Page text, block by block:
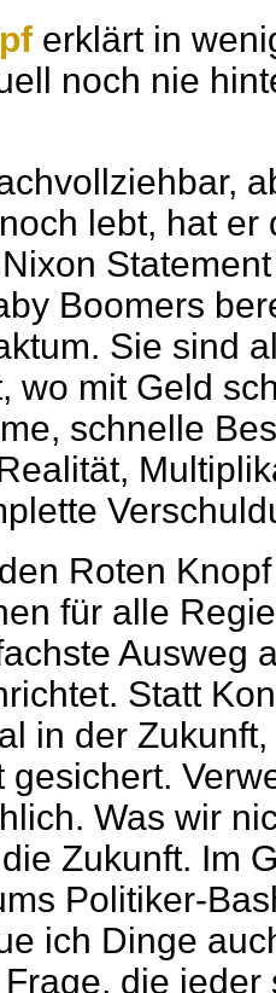
erklärt in
noch nie
lebt, hat
Boomers
Sie sind
wo mit Geld
schnelle
Roten
für alle
Ausweg
Statt
in der
gesichert.
Was wir
Zukunft. Im
Politiker-
ich Dinge
die jeder